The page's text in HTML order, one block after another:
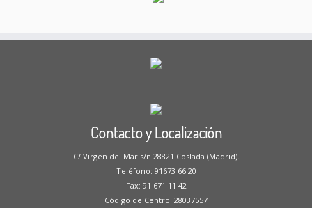
Contacto y Localización
C/ Virgen del Mar s/n 28821 Coslada (Madrid).
Teléfono: 91673 66 20
Fax: 91 671 11 42
Código de Centro: 28037557